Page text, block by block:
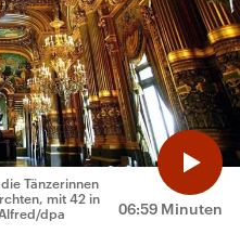
06:59 Minuten
Tänzerinnen
mit 42 in
dpa